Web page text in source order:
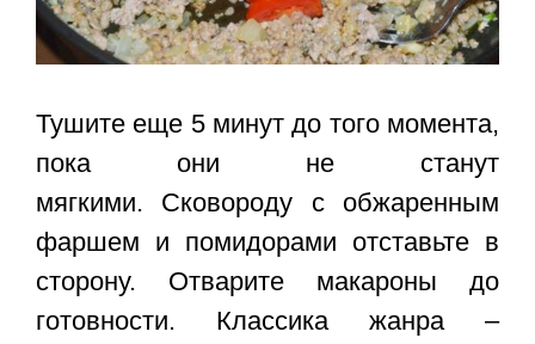
Тушите еще 5 минут до того момента,
пока они не станут
мягкими. Сковороду с обжаренным
фаршем и помидорами отставьте в
сторону. Отварите макароны до
готовности. Классика жанра –